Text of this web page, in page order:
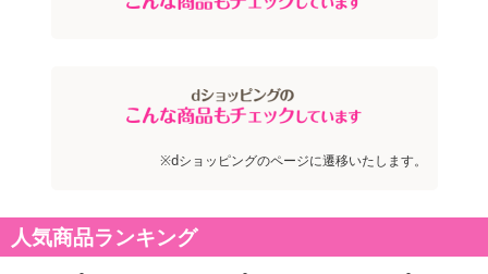
※dショッピングのページに遷移いたします。
人気商品ランキング